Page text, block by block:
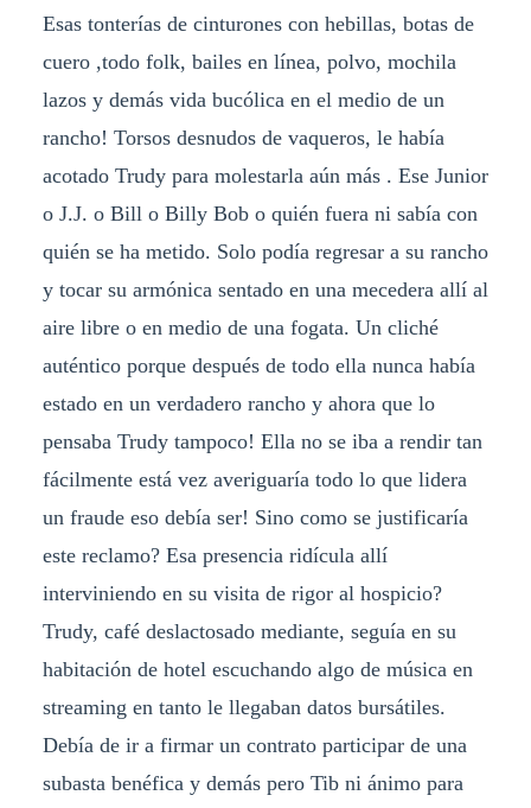
Esas tonterías de cinturones con hebillas, botas de
cuero ,todo folk, bailes en línea, polvo, mochila
lazos y demás vida bucólica en el medio de un
rancho! Torsos desnudos de vaqueros, le había
acotado Trudy para molestarla aún más . Ese Junior
o J.J. o Bill o Billy Bob o quién fuera ni sabía con
quién se ha metido. Solo podía regresar a su rancho
y tocar su armónica sentado en una mecedera allí al
aire libre o en medio de una fogata. Un cliché
auténtico porque después de todo ella nunca había
estado en un verdadero rancho y ahora que lo
pensaba Trudy tampoco! Ella no se iba a rendir tan
fácilmente está vez averiguaría todo lo que lidera
un fraude eso debía ser! Sino como se justificaría
este reclamo? Esa presencia ridícula allí
interviniendo en su visita de rigor al hospicio?
Trudy, café deslactosado mediante, seguía en su
habitación de hotel escuchando algo de música en
streaming en tanto le llegaban datos bursátiles.
Debía de ir a firmar un contrato participar de una
subasta benéfica y demás pero Tib ni ánimo para